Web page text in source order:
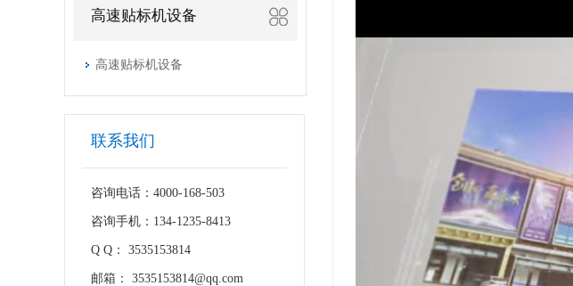
高速贴标机设备
高速贴标机设备
联系我们
咨询电话：4000-168-503
咨询手机：134-1235-8413
Q Q： 3535153814
邮箱： 3535153814@qq.com